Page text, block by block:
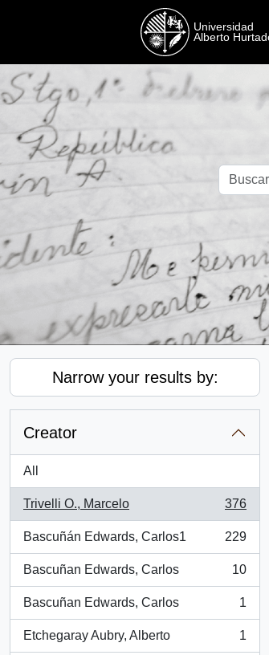
Narrow your results by:
Creator
All
Trivelli O., Marcelo
, 376 results
376
Bascuñán Edwards, Carlos1
, 229 results
229
Bascuñan Edwards, Carlos
, 10 results
10
Bascuñan Edwards, Carlos
, 1 results
1
Etchegaray Aubry, Alberto
, 1 results
1